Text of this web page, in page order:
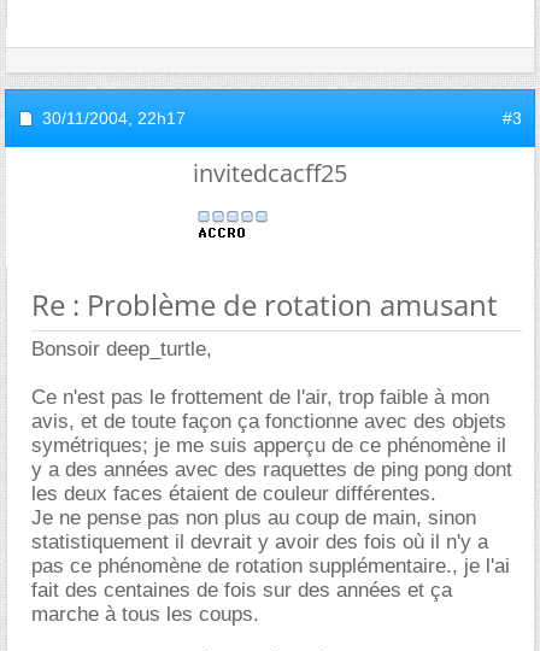
30/11/2004, 22h17 #3
invitedcacff25
Re : Problème de rotation amusant
Bonsoir deep_turtle,
Ce n'est pas le frottement de l'air, trop faible à mon
avis, et de toute façon ça fonctionne avec des objets
symétriques; je me suis apperçu de ce phénomène il
y a des années avec des raquettes de ping pong dont
les deux faces étaient de couleur différentes.
Je ne pense pas non plus au coup de main, sinon
statistiquement il devrait y avoir des fois où il n'y a
pas ce phénomène de rotation supplémentaire., je l'ai
fait des centaines de fois sur des années et ça
marche à tous les coups.